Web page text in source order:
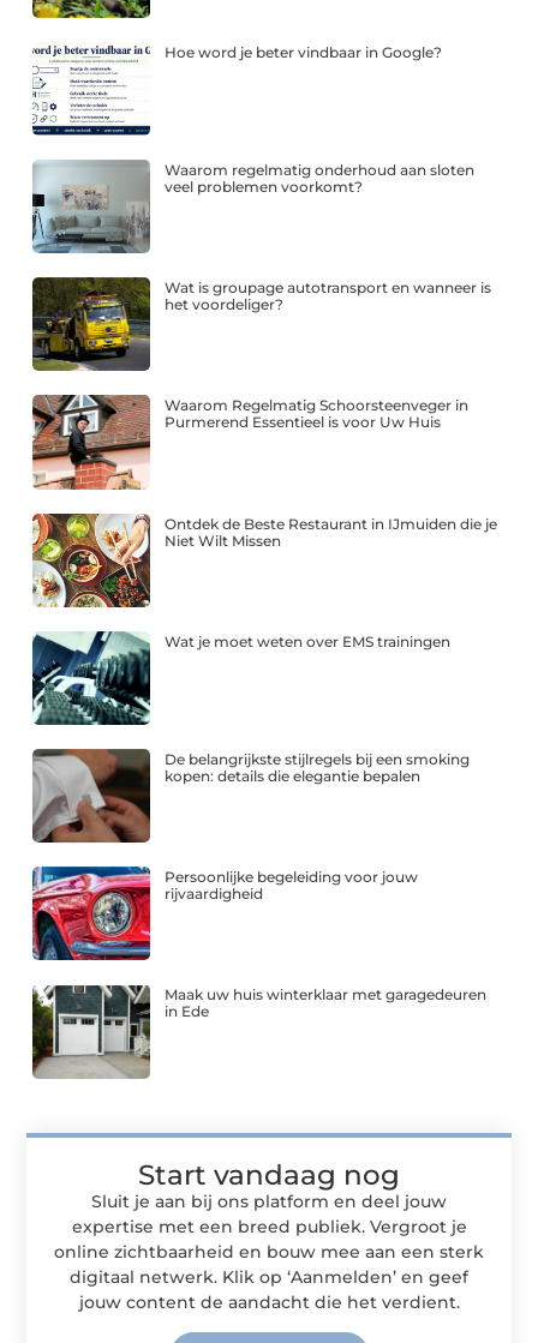
Hoe word je beter vindbaar in Google?
Waarom regelmatig onderhoud aan sloten
veel problemen voorkomt?
Wat is groupage autotransport en wanneer is
het voordeliger?
Waarom Regelmatig Schoorsteenveger in
Purmerend Essentieel is voor Uw Huis
Ontdek de Beste Restaurant in IJmuiden die je
Niet Wilt Missen
Wat je moet weten over EMS trainingen
De belangrijkste stijlregels bij een smoking
kopen: details die elegantie bepalen
Persoonlijke begeleiding voor jouw
rijvaardigheid
Maak uw huis winterklaar met garagedeuren
in Ede
Start vandaag nog
Sluit je aan bij ons platform en deel jouw
expertise met een breed publiek. Vergroot je
online zichtbaarheid en bouw mee aan een sterk
digitaal netwerk. Klik op ‘Aanmelden’ en geef
jouw content de aandacht die het verdient.